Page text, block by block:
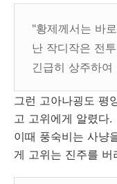
"황제께서는 바
난 작디작은 전
긴급히 상주하여
그런 고아나굉도 평
고 고위에게 알렸다.
이때 풍숙비는 사냥
게 고위는 진주를